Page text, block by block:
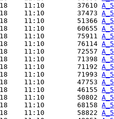
11:10        37610
11:10        37473
11:10        51366
11:10        60655
11:10        75911
11:10        76114
11:10        72557
11:10        71398
11:10        71192
11:10        71993
11:10        47753
11:10        46155
11:10        50802
11:10        68158
11:10        58822